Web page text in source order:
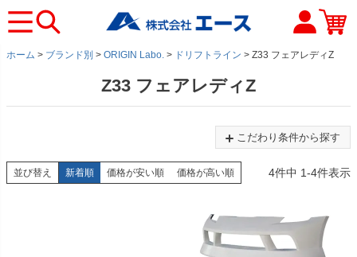
ホーム ブランド別 ORIGIN Labo. ドリフトライン Z33 フェアレディZ
Z33 フェアレディZ
こだわり条件から探す
並び替え 新着順 価格が安い順 価格が高い順 4件中 1-4件表示